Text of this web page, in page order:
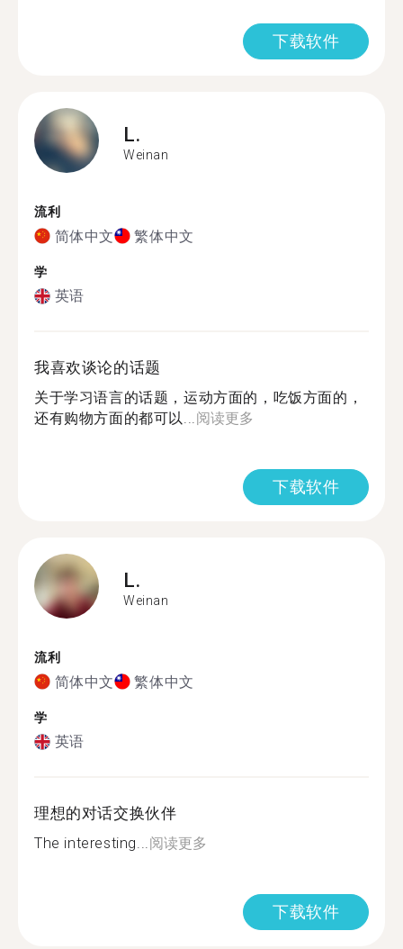
下载软件
L.
Weinan
流利
简体中文 繁体中文
学
英语
我喜欢谈论的话题
关于学习语言的话题，运动方面的，吃饭方面的，
还有购物方面的都可以...阅读更多
下载软件
L.
Weinan
流利
简体中文 繁体中文
学
英语
理想的对话交换伙伴
The interesting...阅读更多
下载软件